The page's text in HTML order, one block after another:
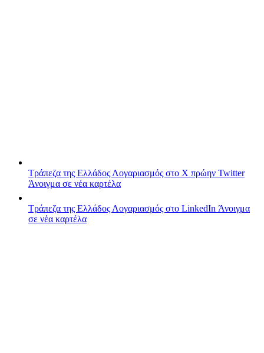
Τράπεζα της Ελλάδος Λογαριασμός στο X πρώην Twitter
Άνοιγμα σε νέα καρτέλα
Τράπεζα της Ελλάδος Λογαριασμός στο LinkedIn Άνοιγμα
σε νέα καρτέλα